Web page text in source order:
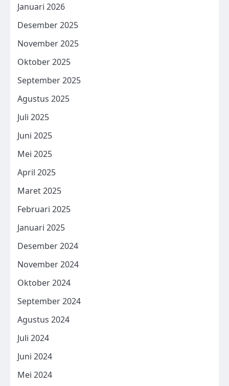
Januari 2026
Desember 2025
November 2025
Oktober 2025
September 2025
Agustus 2025
Juli 2025
Juni 2025
Mei 2025
April 2025
Maret 2025
Februari 2025
Januari 2025
Desember 2024
November 2024
Oktober 2024
September 2024
Agustus 2024
Juli 2024
Juni 2024
Mei 2024